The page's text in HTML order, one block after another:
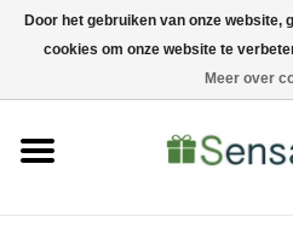
06-
Door het gebruiken van onze website,
cookies om onze website te
Meer over